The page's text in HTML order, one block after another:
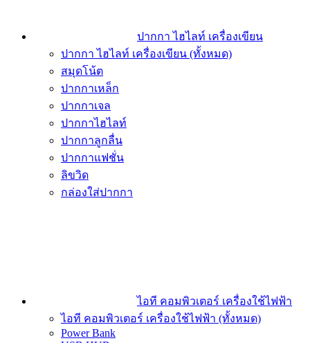
ปากกา ไฮไลท์ เครื่องเขียน
ปากกา ไฮไลท์ เครื่องเขียน (ทั้งหมด)
สมุดโน้ต
ปากกาเหล็ก
ปากกาเจล
ปากกาไฮไลท์
ปากกาลูกลื่น
ปากกาแฟชั่น
ลิขวิด
กล่องใส่ปากกา
ไอที คอมพิวเตอร์ เครื่องใช้ไฟฟ้า
ไอที คอมพิวเตอร์ เครื่องใช้ไฟฟ้า (ทั้งหมด)
Power Bank